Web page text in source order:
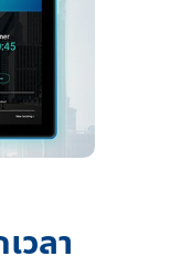
วลา